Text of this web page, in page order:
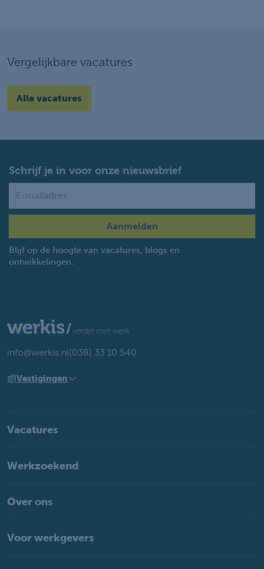
Vergelijkbare vacatures
Alle vacatures
Schrijf je in voor onze nieuwsbrief
Blijf op de hoogte van vacatures, blogs en
ontwikkelingen.
info@werkis.nl(038) 33 10 540
Vestigingen
Vacatures
Werkzoekend
Over ons
Voor werkgevers